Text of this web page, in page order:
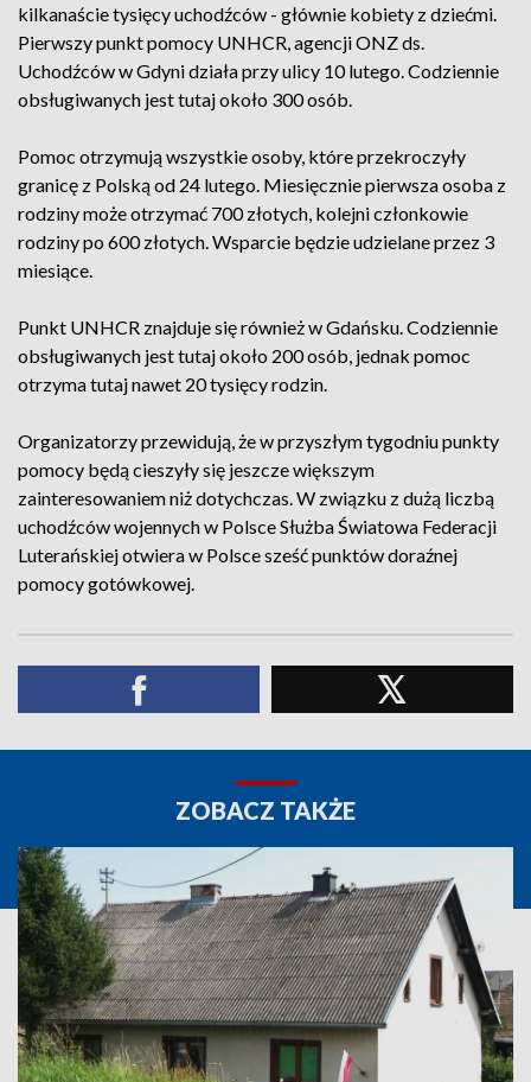
kilkanaście tysięcy uchodźców - głównie kobiety z dziećmi.
Pierwszy punkt pomocy UNHCR, agencji ONZ ds.
Uchodźców w Gdyni działa przy ulicy 10 lutego. Codziennie
obsługiwanych jest tutaj około 300 osób.
Pomoc otrzymują wszystkie osoby, które przekroczyły
granicę z Polską od 24 lutego. Miesięcznie pierwsza osoba z
rodziny może otrzymać 700 złotych, kolejni członkowie
rodziny po 600 złotych. Wsparcie będzie udzielane przez 3
miesiące.
Punkt UNHCR znajduje się również w Gdańsku. Codziennie
obsługiwanych jest tutaj około 200 osób, jednak pomoc
otrzyma tutaj nawet 20 tysięcy rodzin.
Organizatorzy przewidują, że w przyszłym tygodniu punkty
pomocy będą cieszyły się jeszcze większym
zainteresowaniem niż dotychczas. W związku z dużą liczbą
uchodźców wojennych w Polsce Służba Światowa Federacji
Luterańskiej otwiera w Polsce sześć punktów doraźnej
pomocy gotówkowej.
ZOBACZ TAKŻE